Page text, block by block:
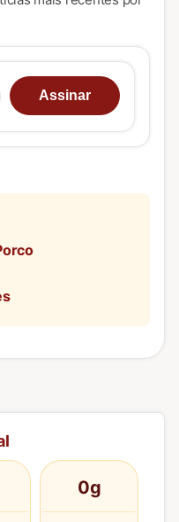
mail…
Assinar
0g